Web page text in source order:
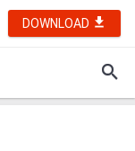
DOWNLOAD